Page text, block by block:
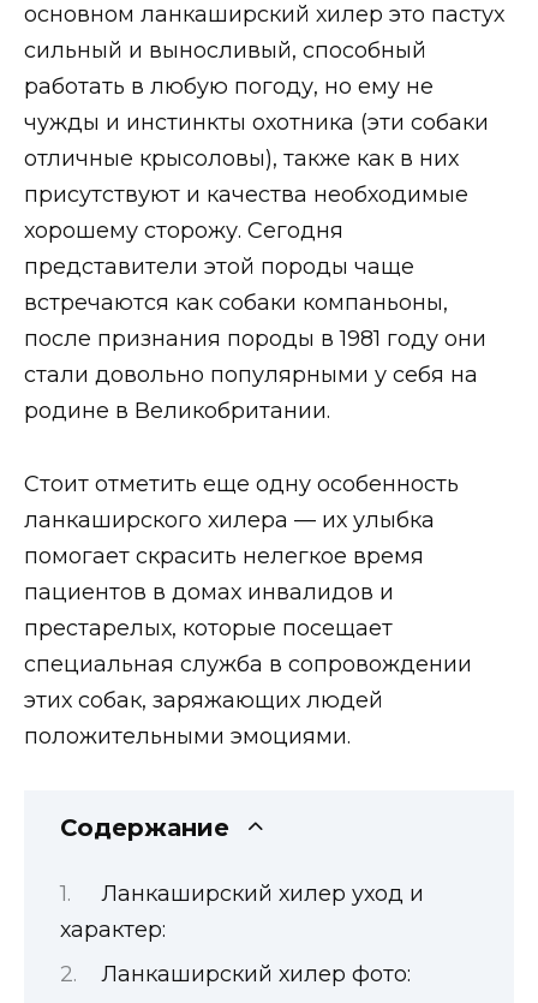
основном ланкаширский хилер это пастух
сильный и выносливый, способный
работать в любую погоду, но ему не
чужды и инстинкты охотника (эти собаки
отличные крысоловы), также как в них
присутствуют и качества необходимые
хорошему сторожу. Сегодня
представители этой породы чаще
встречаются как собаки компаньоны,
после признания породы в 1981 году они
стали довольно популярными у себя на
родине в Великобритании.
Стоит отметить еще одну особенность
ланкаширского хилера — их улыбка
помогает скрасить нелегкое время
пациентов в домах инвалидов и
престарелых, которые посещает
специальная служба в сопровождении
этих собак, заряжающих людей
положительными эмоциями.
Содержание
Ланкаширский хилер уход и
характер:
Ланкаширский хилер фото: